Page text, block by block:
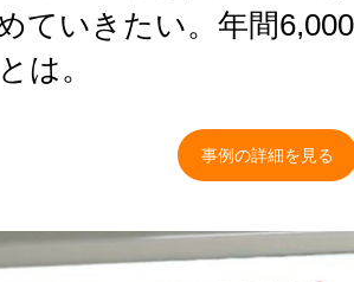
ていきたい。年間
は。
事例の詳細を見る